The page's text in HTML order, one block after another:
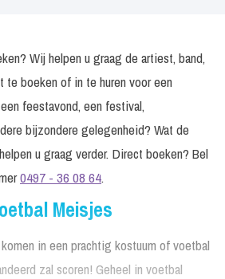
Wij helpen u graag de artiest, band,
te boeken of in te huren voor een
feestavond, een festival,
bijzondere gelegenheid? Wat de
u graag verder. Direct boeken? Bel
0497 - 36 08 64.
Meisjes
in een prachtig kostuum of voetbal
zal scoren! Geheel in voetbal